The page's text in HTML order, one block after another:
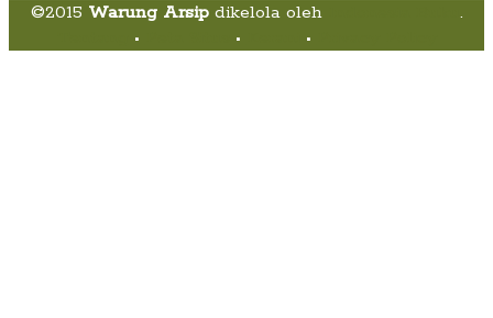
©2015 Warung Arsipdikelola oleh
.
• • •